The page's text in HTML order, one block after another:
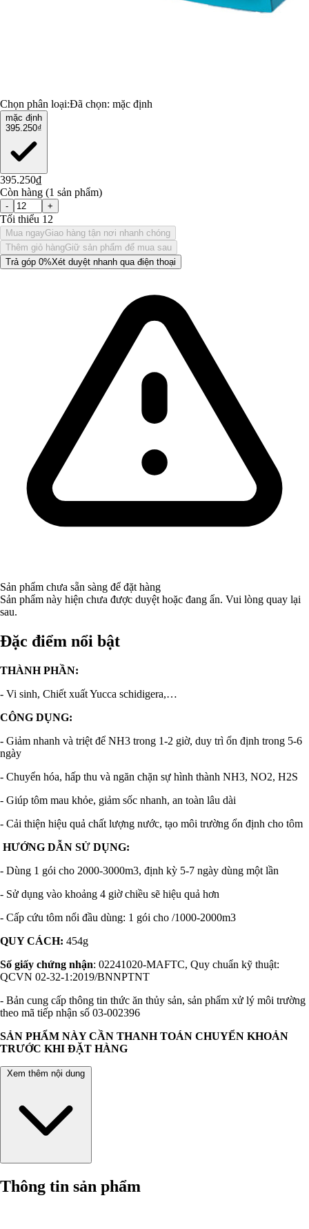
Chọn phân loại:Đã chọn: mặc định
mặc định
395.250₫
395.250₫
Còn hàng (1 sản phẩm)
- +
Tối thiểu 12
Mua ngayGiao hàng tận nơi nhanh chóng
Thêm giỏ hàngGiữ sản phẩm để mua sau
Trả góp 0%Xét duyệt nhanh qua điện thoại
Sản phẩm chưa sẵn sàng để đặt hàng
Sản phẩm này hiện chưa được duyệt hoặc đang ẩn. Vui lòng quay lại
sau.
Đặc điểm nổi bật
THÀNH PHẦN:
- Vi sinh, Chiết xuất Yucca schidigera,…
CÔNG DỤNG:
- Giảm nhanh và triệt để NH3 trong 1-2 giờ, duy trì ổn định trong 5-6
ngày
- Chuyển hóa, hấp thu và ngăn chặn sự hình thành NH3, NO2, H2S
- Giúp tôm mau khỏe, giảm sốc nhanh, an toàn lâu dài
- Cải thiện hiệu quả chất lượng nước, tạo môi trường ổn định cho tôm
HƯỚNG DẪN SỬ DỤNG:
- Dùng 1 gói cho 2000-3000m3, định kỳ 5-7 ngày dùng một lần
- Sử dụng vào khoảng 4 giờ chiều sẽ hiệu quả hơn
- Cấp cứu tôm nổi đầu dùng: 1 gói cho /1000-2000m3
QUY CÁCH: 454g
Số giấy chứng nhận: 02241020-MAFTC, Quy chuẩn kỹ thuật:
QCVN 02-32-1:2019/BNNPTNT
- Bản cung cấp thông tin thức ăn thủy sản, sản phẩm xử lý môi trường
theo mã tiếp nhận số 03-002396
SẢN PHẨM NÀY CẦN THANH TOÁN CHUYỂN KHOẢN
TRƯỚC KHI ĐẶT HÀNG
Xem thêm nội dung
Thông tin sản phẩm